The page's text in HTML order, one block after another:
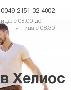
2151 32 4002
с 08.00 до
Пятница с 08.30
Хелиос